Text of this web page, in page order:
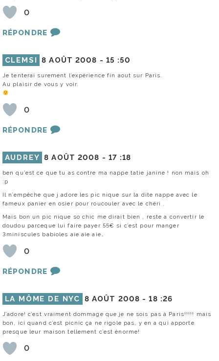
0
RÉPONDRE
CLEMSI 8 AOÛT 2008 - 15 :50
Je tenterai surement l’expérience fin aout sur Paris.
Au plaisir de vous y voir.
0
RÉPONDRE
AUDREY 8 AOÛT 2008 - 17 :18
ben qu’est ce que tu as contre ma nappe tatie janine ! non mais oh
:p
Il n’empêche que j adore les pic nique sur la dite nappe avec le
fameux panier en osier pour roucouler avec le chéri .
Mais bon un pic nique so chic me dirait bien , reste a convertir le
doudou parceque lui faire payer 55€ si c’est pour manger
3miniscules babioles aie aie aie…
0
RÉPONDRE
LA MÔME DE NYC 8 AOÛT 2008 -18 :26
J’adore! c’est vraiment dommage que je ne sois pas à Paris!!!!! mais
bon, ici quand c’est picnic ça ne rigole pas, y en a qui apporte
presque leur maison tellement c’est énorme!
0